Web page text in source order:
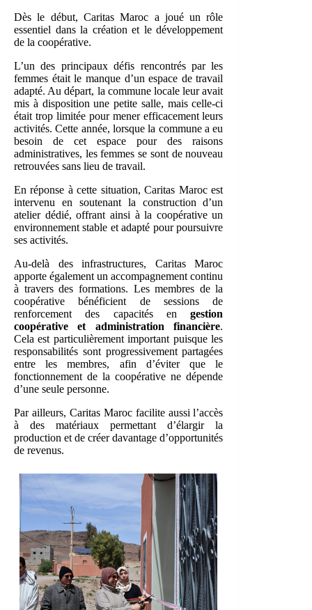
Dès le début, Caritas Maroc a joué un rôle
essentiel dans la création et le développement
de la coopérative.
L’un des principaux défis rencontrés par les
femmes était le manque d’un espace de travail
adapté. Au départ, la commune locale leur avait
mis à disposition une petite salle, mais celle-ci
était trop limitée pour mener efficacement leurs
activités. Cette année, lorsque la commune a eu
besoin de cet espace pour des raisons
administratives, les femmes se sont de nouveau
retrouvées sans lieu de travail.
En réponse à cette situation, Caritas Maroc est
intervenu en soutenant la construction d’un
atelier dédié, offrant ainsi à la coopérative un
environnement stable et adapté pour poursuivre
ses activités.
Au-delà des infrastructures, Caritas Maroc
apporte également un accompagnement continu
à travers des formations. Les membres de la
coopérative bénéficient de sessions de
renforcement des capacités engestion
coopérative et administration financière.
Cela est particulièrement important puisque les
responsabilités sont progressivement partagées
entre les membres, afin d’éviter que le
fonctionnement de la coopérative ne dépende
d’une seule personne.
Par ailleurs, Caritas Maroc facilite aussi l’accès
à des matériaux permettant d’élargir la
production et de créer davantage d’opportunités
de revenus.